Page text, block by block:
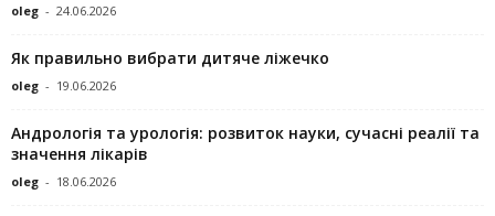
oleg - 24.06.2026
Як правильно вибрати дитяче ліжечко
oleg - 19.06.2026
Андрологія та урологія: розвиток науки, сучасні реалії та
значення лікарів
oleg - 18.06.2026